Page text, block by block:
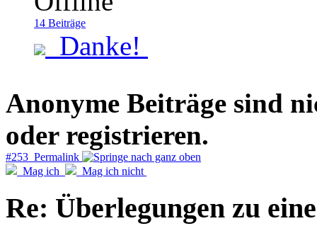
14 Beiträge
Danke!
Anonyme Beiträge sind
oder registrieren.
#253 Permalink
Mag ich
Mag ich nicht
Re: Überlegungen zu